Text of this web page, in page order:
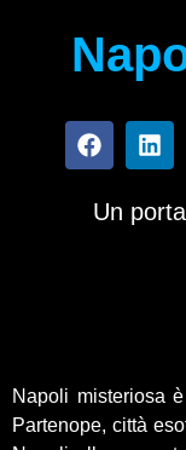
Un
Napoli misteriosa
Partenope, città